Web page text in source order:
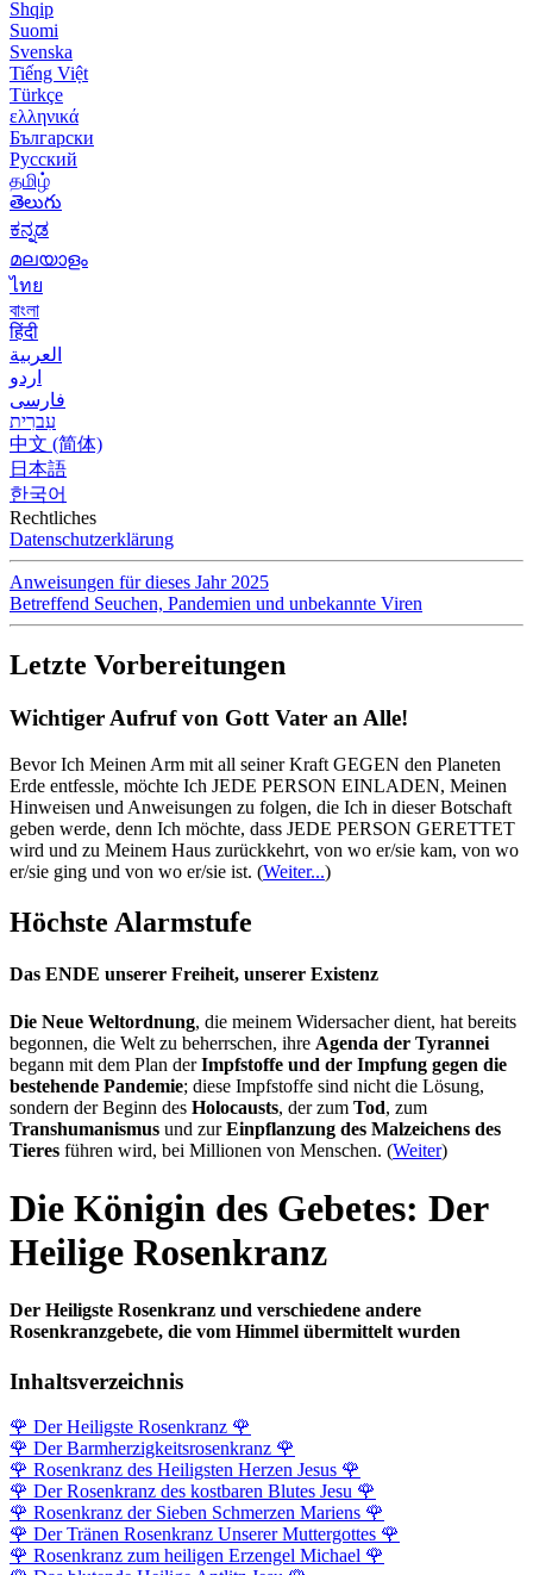
Shqip
Suomi
Svenska
Tiếng Việt
Türkçe
ελληνικά
Български
Русский
தமிழ்
తెలుగు
ಕನ್ನಡ
മലയാളം
ไทย
বাংলা
हिंदी
العربية
اردو
فارسی
עִברִית
中文 (简体)
日本語
한국어
Rechtliches
Datenschutzerklärung
Anweisungen für dieses Jahr 2025
Betreffend Seuchen, Pandemien und unbekannte Viren
Letzte Vorbereitungen
Wichtiger Aufruf von Gott Vater an Alle!
Bevor Ich Meinen Arm mit all seiner Kraft GEGEN den Planeten
Erde entfessle, möchte Ich JEDE PERSON EINLADEN, Meinen
Hinweisen und Anweisungen zu folgen, die Ich in dieser Botschaft
geben werde, denn Ich möchte, dass JEDE PERSON GERETTET
wird und zu Meinem Haus zurückkehrt, von wo er/sie kam, von wo
er/sie ging und von wo er/sie ist. (Weiter...)
Höchste Alarmstufe
Das ENDE unserer Freiheit, unserer Existenz
Die Neue Weltordnung, die meinem Widersacher dient, hat bereits
begonnen, die Welt zu beherrschen, ihre Agenda der Tyrannei
begann mit dem Plan derImpfstoffe und der Impfung gegen die
bestehende Pandemie; diese Impfstoffe sind nicht die Lösung,
sondern der Beginn des Holocausts, der zum Tod, zum
Transhumanismus und zurEinpflanzung des Malzeichens des
Tieres führen wird, bei Millionen von Menschen. (Weiter)
Die Königin des Gebetes: Der
Heilige Rosenkranz
Der Heiligste Rosenkranz und verschiedene andere
Rosenkranzgebete, die vom Himmel übermittelt wurden
Inhaltsverzeichnis
🌹 Der Heiligste Rosenkranz 🌹
🌹 Der Barmherzigkeits­rosenkranz 🌹
🌹 Rosenkranz des Heiligsten Herzen Jesus 🌹
🌹 Der Rosenkranz des kostbaren Blutes Jesu 🌹
🌹 Rosenkranz der Sieben Schmerzen Mariens 🌹
🌹 Der Tränen Rosenkranz Unserer Muttergottes 🌹
🌹 Rosenkranz zum heiligen Erzengel Michael 🌹